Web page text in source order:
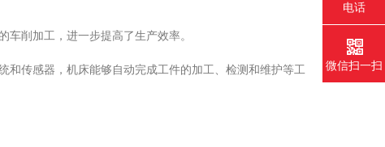
削加工，进一步提高了生产效率。
传感器，机床能够自动完成工件的加工、检测和维护等工
电话
微信扫一扫